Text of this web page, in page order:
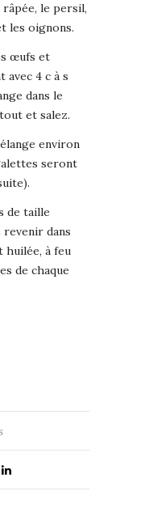
râpée, le persil,
les oignons.
œufs et
4 c à s
dans le
et salez.
environ
seront
de taille
dans
huilée, à feu
de chaque